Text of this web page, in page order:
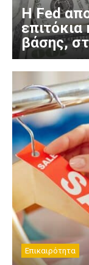
Η Fed
βάσης,
Επικαιρότητα